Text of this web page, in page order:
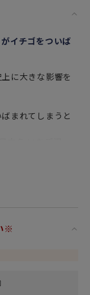
イチゴをついば
に大きな影響を
まれてしまうと
もひときわ絶大
坊の鳥たちにす
※